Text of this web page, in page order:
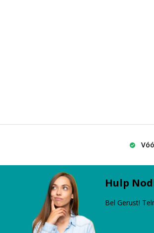
Hulp
Bel Gerust!